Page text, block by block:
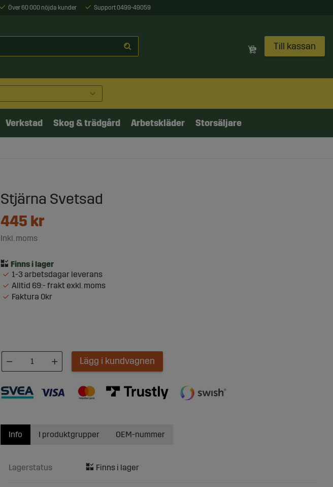
Över 60 000 nöjda kunder Support 0499-49059
Till kassan
Verkstad Skog & trädgård Arbetskläder Storsäljare
Stjärna Svetsad
445 kr
Inkl. moms
1-3 arbetsdagar leverans
Alltid 69:- frakt exkl. moms
Faktura 0kr
Lägg i kundvagnen
Info
Lagerstatus
I produktgrupper OEM-nummer